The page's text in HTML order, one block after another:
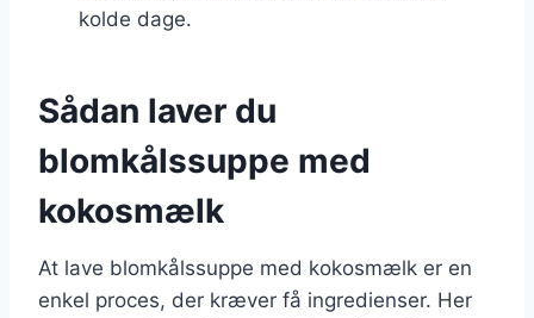
kolde dage.
Sådan laver du
blomkålssuppe med
kokosmælk
At lave blomkålssuppe med kokosmælk er en
enkel proces, der kræver få ingredienser. Her